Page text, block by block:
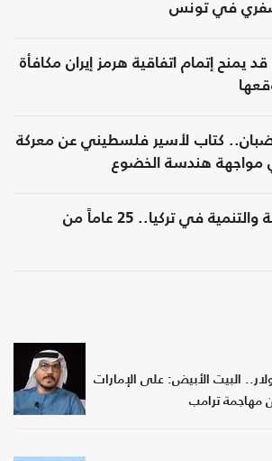
في تونس
يمنح إتمام اتفاقية هرمز إيران مكافأة
كتاب لأسير فلسطيني عن معركة
مواجهة هندسة الخضوع
حزب العدالة والتنمية في تركيا.. 25 عاماً من
دولار.. البيت الأبيض: على الإمارات
مهاجمة ترامب